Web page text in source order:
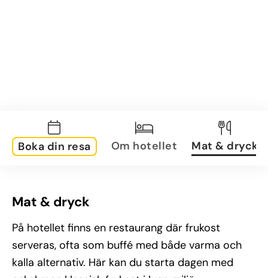
Boka din resa Om hotellet Mat & dryck
Mat & dryck
På hotellet finns en restaurang där frukost
serveras, ofta som buffé med både varma och
kalla alternativ. Här kan du starta dagen med